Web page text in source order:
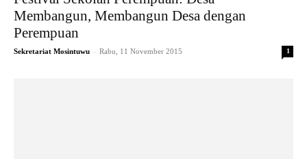
Membangun, Membangun Desa dengan
Perempuan
Sekretariat Mosintuwu - Rabu, 11 November 2015 1